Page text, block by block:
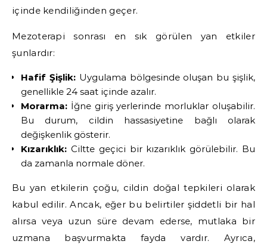
içinde kendiliğinden geçer.
Mezoterapi sonrası en sık görülen yan etkiler
şunlardır:
Hafif Şişlik:Uygulama bölgesinde oluşan bu şişlik,
genellikle 24 saat içinde azalır.
Morarma: İğne giriş yerlerinde morluklar oluşabilir.
Bu durum, cildin hassasiyetine bağlı olarak
değişkenlik gösterir.
Kızarıklık: Ciltte geçici bir kızarıklık görülebilir. Bu
da zamanla normale döner.
Bu yan etkilerin çoğu, cildin doğal tepkileri olarak
kabul edilir. Ancak, eğer bu belirtiler şiddetli bir hal
alırsa veya uzun süre devam ederse, mutlaka bir
uzmana başvurmakta fayda vardır. Ayrıca,